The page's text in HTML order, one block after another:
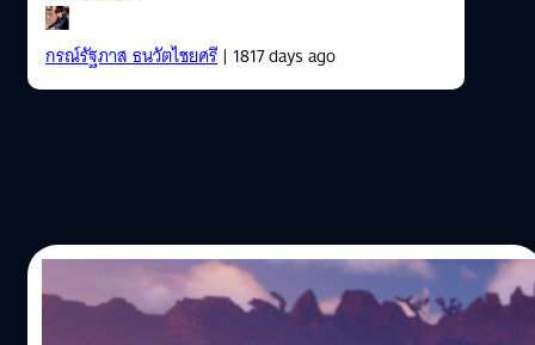
กรณ์รัฐภาส ธนวัตไชยศรี| 1817 days ago
10/08/2021
ผู้เล่น Minecraft สร้างภูมิภาคจาก Breath of